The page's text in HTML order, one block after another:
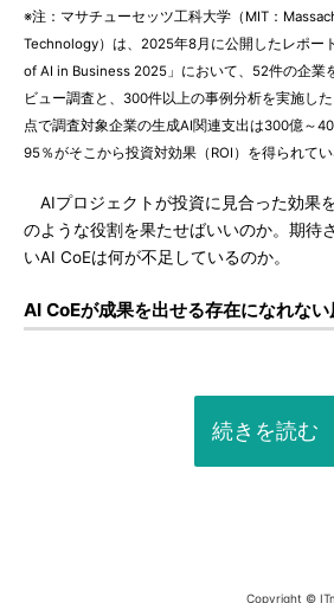
※注：マサチューセッツ工科大学（MIT：
Technology）は、2025年8月に公開したレポー
of AI in Business 2025」において、52件の企業
ビュー調査と、300件以上の事例分析を実施し
点で調査対象企業の生成AI関連支出は300億～
95％がそこから投資対効果（ROI）を得られてい
AIプロジェクトが投資に見合った効果
のような役割を果たせばいいのか。期待
いAI CoEは何が不足しているのか。
AI CoEが成果を出せる存在になれない
続きを読む
Copyright ©